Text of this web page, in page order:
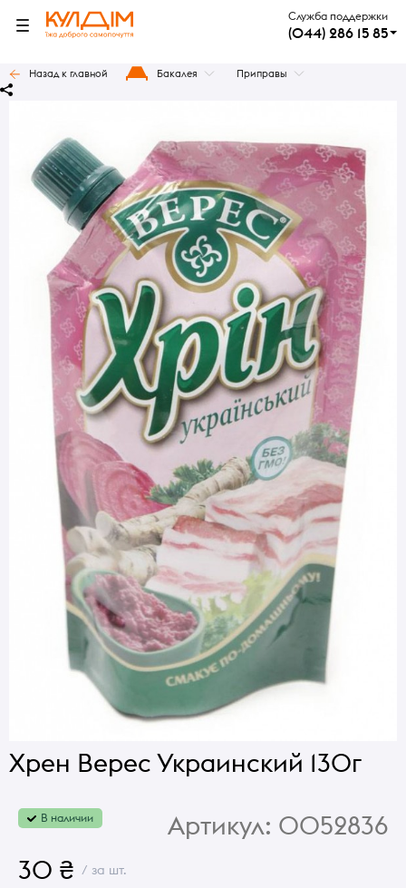
Служба поддержки
(044) 286 15 85
Назад к главной Бакалея Приправы
Хрен Верес Украинский 130г
В наличии Артикул: 0052836
30 ₴ / за шт.